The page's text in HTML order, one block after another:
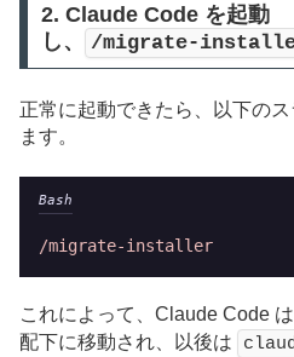
2. Claude Code を起動
し、
/migrate-
正常に起動できたら、以下の
ます。
Bash
/migrate-installer
これによって、Claude Code は
配下に移動され、以後は